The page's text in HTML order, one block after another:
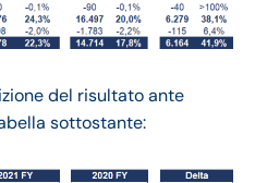
del risultato ante
sottostante: